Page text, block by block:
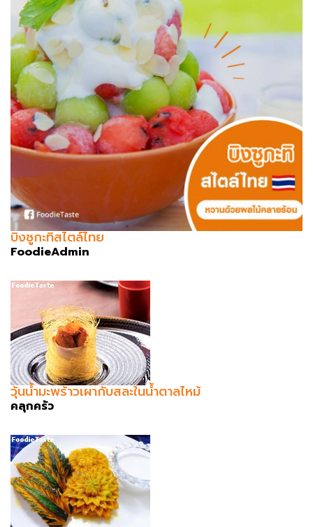
บิงซูกะทิ​สไตล์ไทย
FoodieAdmin
วุ้นน้ำมะพร้าวเผากับสละในน้ำตาลไหม้
คลุกครัว